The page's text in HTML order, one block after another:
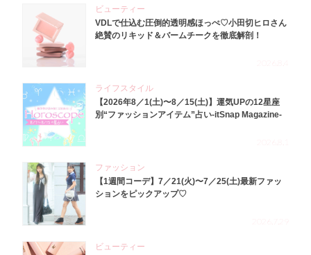
ビューティー
VDLで仕込む圧倒的透明感ほっぺ♡小田切ヒロさん
絶賛のリキッド＆バームチークを徹底解剖！
ライフスタイル
【2026年8／1(土)〜8／15(土)】運気UPの12星座
別“ファッションアイテム”占い-itSnap Magazine-
ファッション
【1週間コーデ】7／21(火)〜7／25(土)最新ファッ
ションをピックアップ♡
ビューティー